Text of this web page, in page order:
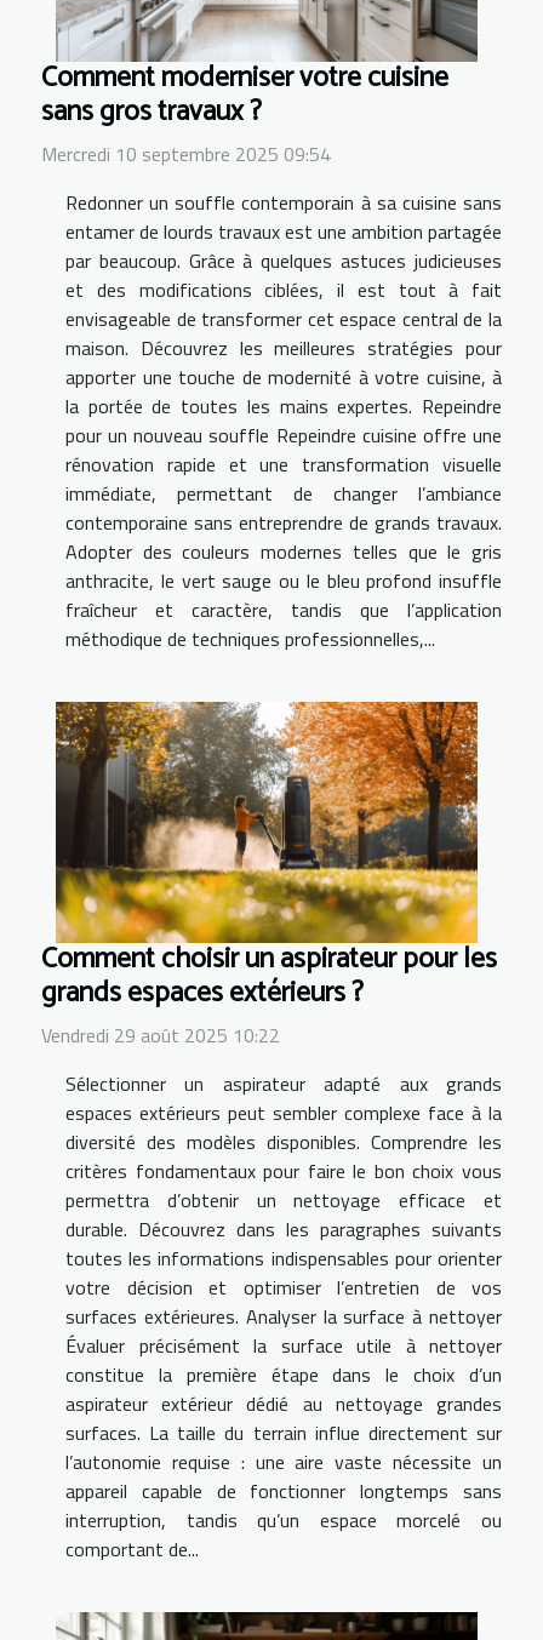
Comment moderniser votre cuisine
sans gros travaux ?
Mercredi 10 septembre 2025 09:54
Redonner un souffle contemporain à sa cuisine sans
entamer de lourds travaux est une ambition partagée
par beaucoup. Grâce à quelques astuces judicieuses
et des modifications ciblées, il est tout à fait
envisageable de transformer cet espace central de la
maison. Découvrez les meilleures stratégies pour
apporter une touche de modernité à votre cuisine, à
la portée de toutes les mains expertes. Repeindre
pour un nouveau souffle Repeindre cuisine offre une
rénovation rapide et une transformation visuelle
immédiate, permettant de changer l’ambiance
contemporaine sans entreprendre de grands travaux.
Adopter des couleurs modernes telles que le gris
anthracite, le vert sauge ou le bleu profond insuffle
fraîcheur et caractère, tandis que l’application
méthodique de techniques professionnelles,...
Comment choisir un aspirateur pour les
grands espaces extérieurs ?
Vendredi 29 août 2025 10:22
Sélectionner un aspirateur adapté aux grands
espaces extérieurs peut sembler complexe face à la
diversité des modèles disponibles. Comprendre les
critères fondamentaux pour faire le bon choix vous
permettra d’obtenir un nettoyage efficace et
durable. Découvrez dans les paragraphes suivants
toutes les informations indispensables pour orienter
votre décision et optimiser l’entretien de vos
surfaces extérieures. Analyser la surface à nettoyer
Évaluer précisément la surface utile à nettoyer
constitue la première étape dans le choix d’un
aspirateur extérieur dédié au nettoyage grandes
surfaces. La taille du terrain influe directement sur
l’autonomie requise : une aire vaste nécessite un
appareil capable de fonctionner longtemps sans
interruption, tandis qu’un espace morcelé ou
comportant de...